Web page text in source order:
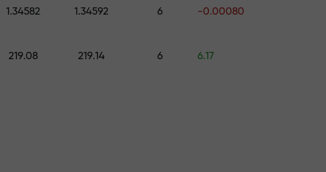
прибыль
—самый крупный
1.34582 1.34592 6 -0.00080
219.08 219.14 6 6.17